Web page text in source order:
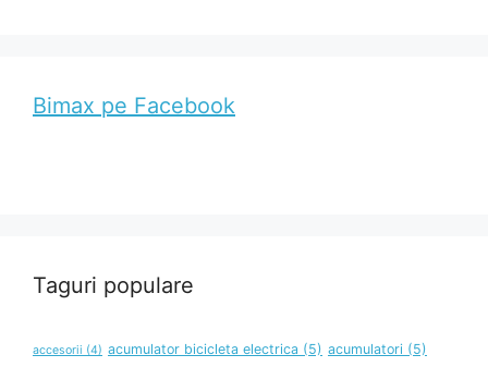
Bimax pe Facebook
Taguri populare
accesorii (4) acumulator bicicleta electrica (5) acumulatori (5)